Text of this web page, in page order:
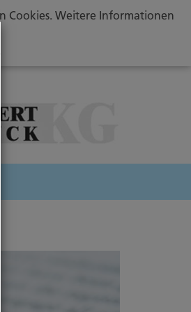
Cookies. Weitere Informationen